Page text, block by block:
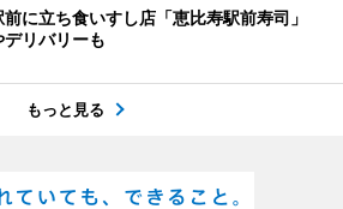
前に立ち食いすし店「恵比寿駅前寿司」
デリバリーも
もっと見る